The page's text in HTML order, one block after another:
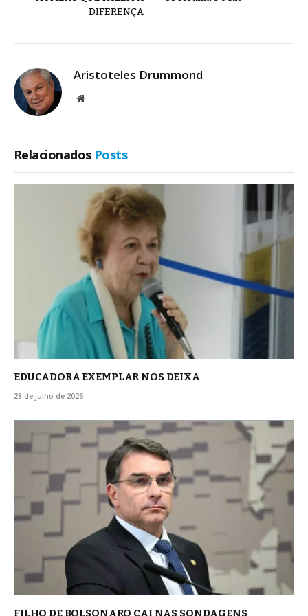
DIFERENÇA
Aristoteles Drummond
Site
Relacionados Posts
EDUCADORA EXEMPLAR NOS DEIXA
28 de julho de 2026
FILHO DE BOLSONARO CAI NAS SONDAGENS